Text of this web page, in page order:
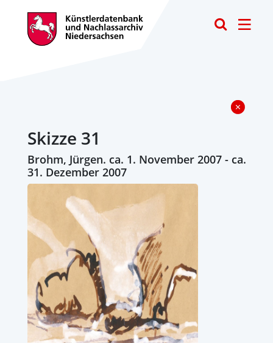
Skizze 31
Brohm, Jürgen. ca. 1. November 2007 - ca.
31. Dezember 2007